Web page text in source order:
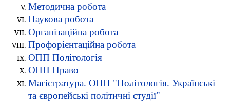
Методична робота
Наукова робота
Організаційна робота
Профорієнтаційна робота
ОПП Політологія
ОПП Право
Магістратура. ОПП "Політологія. Українські
та європейські політичні студії"